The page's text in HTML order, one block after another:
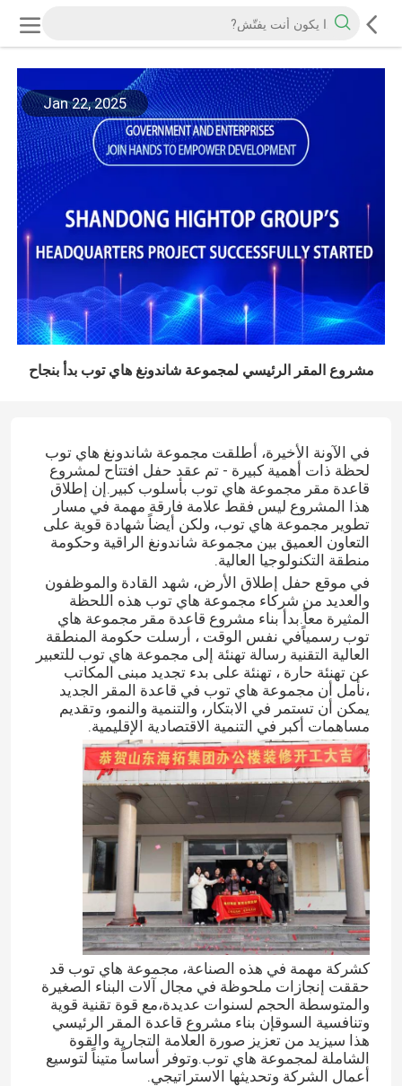
Jan 22, 2025
مشروع المقر الرئيسي لمجموعة شاندونغ هاي توب بدأ بنجاح
في الآونة الأخيرة، أطلقت مجموعة شاندونغ هاي توب
لحظة ذات أهمية كبيرة - تم عقد حفل افتتاح لمشروع
قاعدة مقر مجموعة هاي توب بأسلوب كبير.إن إطلاق
هذا المشروع ليس فقط علامة فارقة مهمة في مسار
تطوير مجموعة هاي توب، ولكن أيضاً شهادة قوية على
التعاون العميق بين مجموعة شاندونغ الراقية وحكومة
منطقة التكنولوجيا العالية.
في موقع حفل إطلاق الأرض، شهد القادة والموظفون
والعديد من شركاء مجموعة هاي توب هذه اللحظة
المثيرة معاً.بدأ بناء مشروع قاعدة مقر مجموعة هاي
توب رسمياًفي نفس الوقت ، أرسلت حكومة المنطقة
العالية التقنية رسالة تهنئة إلى مجموعة هاي توب للتعبير
عن تهنئة حارة ، تهنئة على بدء تجديد مبنى المكاتب
،نأمل أن مجموعة هاي توب في قاعدة المقر الجديد
يمكن أن تستمر في الابتكار، والتنمية والنمو، وتقديم
مساهمات أكبر في التنمية الاقتصادية الإقليمية.
كشركة مهمة في هذه الصناعة، مجموعة هاي توب قد
حققت إنجازات ملحوظة في مجال آلات البناء الصغيرة
والمتوسطة الحجم لسنوات عديدة،مع قوة تقنية قوية
وتنافسية السوقإن بناء مشروع قاعدة المقر الرئيسي
هذا سيزيد من تعزيز صورة العلامة التجارية والقوة
الشاملة لمجموعة هاي توب.وتوفر أساساً متيناً لتوسيع
أعمال الشركة وتحديثها الاستراتيجي.